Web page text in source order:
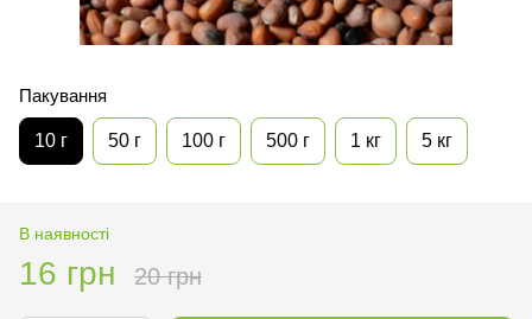
Пакування
10 г 50 г 100 г 500 г 1 кг 5 кг
В наявності
16 грн 20 грн